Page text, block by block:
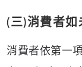
(三)消費者如
消費者依第一